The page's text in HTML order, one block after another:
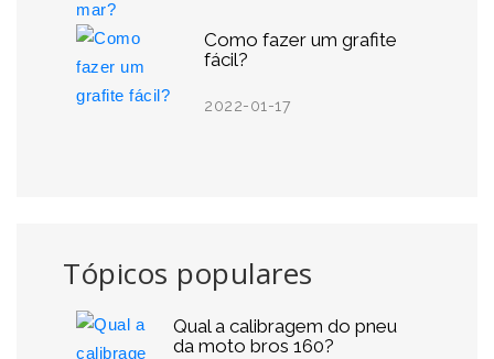
Como fazer um grafite
fácil?
2022-01-17
Tópicos populares
Qual a calibragem do pneu
da moto bros 160?